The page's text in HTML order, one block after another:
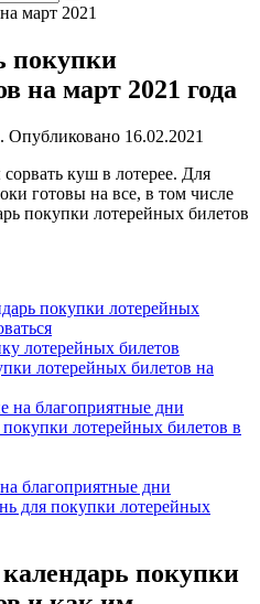
март 2021
покупки
на март 2021 года
Опубликовано 16.02.2021
куш в лотерее. Для
готовы на все, в том числе
покупки лотерейных билетов
покупки лотерейных
лотерейных билетов
лотерейных билетов на
на благоприятные дни
лотерейных билетов в
благоприятные дни
для покупки лотерейных
покупки